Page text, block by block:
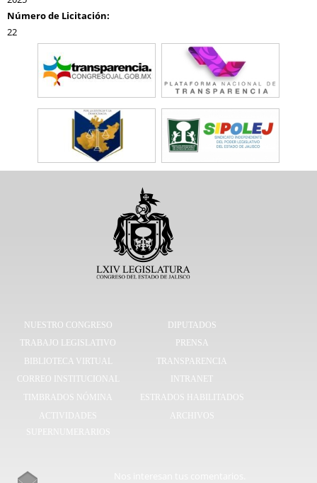
Número de Licitación:
22
NUESTRO CONGRESO
DIPUTADOS
TRABAJO LEGISLATIVO
PRENSA
BIBLIOTECA VIRTUAL
TRANSPARENCIA
CORREO INSTITUCIONAL
INTRANET
TIMBRADOS NÓMINA
ESTRADOS HABILITADOS
ACTIVIDADES
SUPERNUMERARIOS
ARCHIVOS